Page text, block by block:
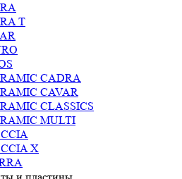
T
CADRA
CAVAR
CLASSICS
MULTI
X